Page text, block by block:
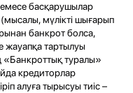
басқарушылар
мүлікті шығарып
банкрот болса,
жауапқа тартылуы
«Банкроттық туралы»
кредиторлар
алуға тырысуы тиіс –